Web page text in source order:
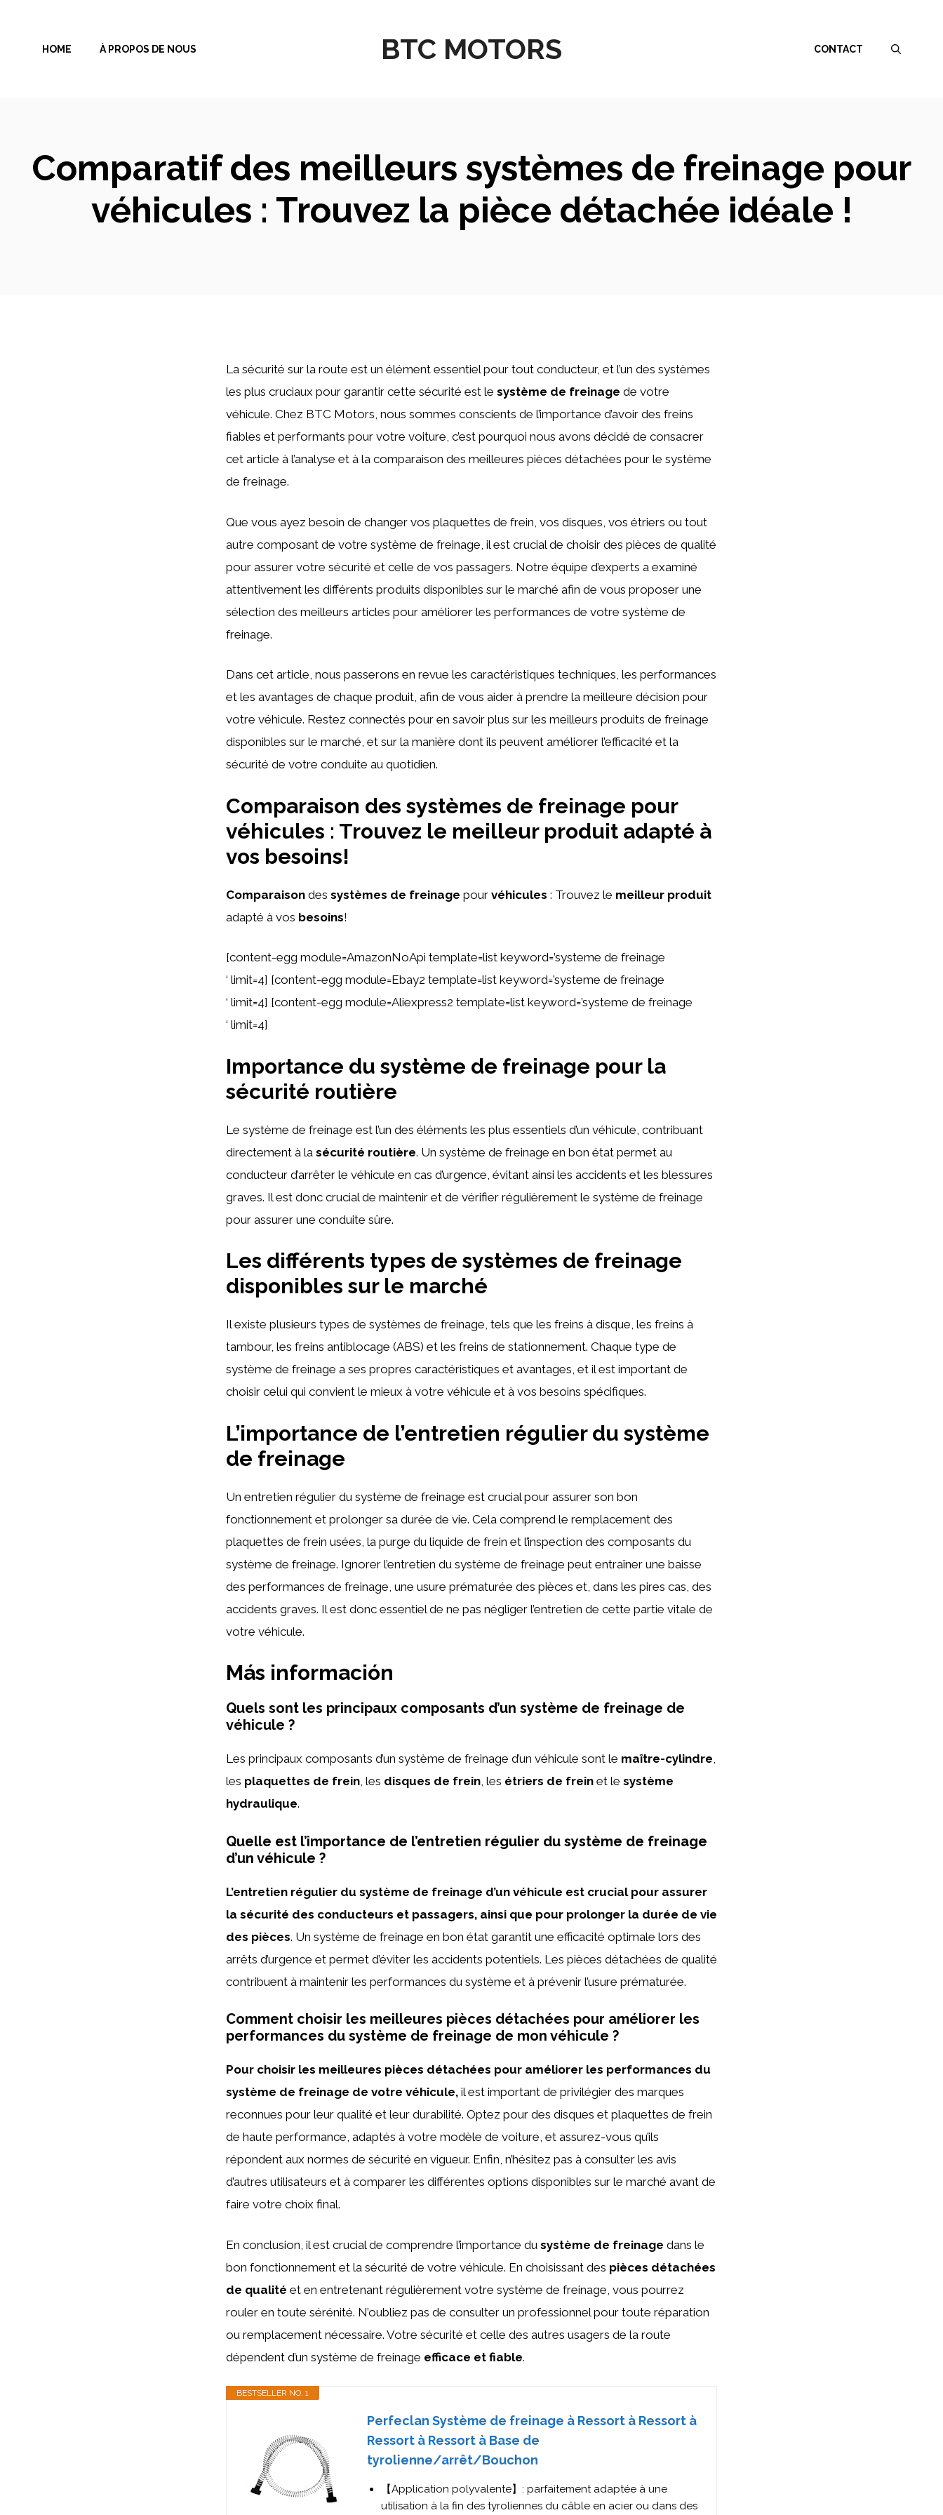
contenu
BTC MOTORS
HOME À PROPOS DE NOUS CONTACT
Comparatif des meilleurs systèmes de freinage pour
véhicules : Trouvez la pièce détachée idéale !
La sécurité sur la route est un élément essentiel pour tout conducteur, et l’un des systèmes
les plus cruciaux pour garantir cette sécurité est le système de freinage de votre
véhicule. Chez BTC Motors, nous sommes conscients de l’importance d’avoir des freins
fiables et performants pour votre voiture, c’est pourquoi nous avons décidé de consacrer
cet article à l’analyse et à la comparaison des meilleures pièces détachées pour le système
de freinage.
Que vous ayez besoin de changer vos plaquettes de frein, vos disques, vos étriers ou tout
autre composant de votre système de freinage, il est crucial de choisir des pièces de qualité
pour assurer votre sécurité et celle de vos passagers. Notre équipe d’experts a examiné
attentivement les différents produits disponibles sur le marché afin de vous proposer une
sélection des meilleurs articles pour améliorer les performances de votre système de
freinage.
Dans cet article, nous passerons en revue les caractéristiques techniques, les performances
et les avantages de chaque produit, afin de vous aider à prendre la meilleure décision pour
votre véhicule. Restez connectés pour en savoir plus sur les meilleurs produits de freinage
disponibles sur le marché, et sur la manière dont ils peuvent améliorer l’efficacité et la
sécurité de votre conduite au quotidien.
Comparaison des systèmes de freinage pour
véhicules : Trouvez le meilleur produit adapté à
vos besoins!
Comparaison des systèmes de freinage pour véhicules : Trouvez le meilleur produit
adapté à vos besoins!
[content-egg module=AmazonNoApi template=list keyword=’systeme de freinage
‘ limit=4] [content-egg module=Ebay2 template=list keyword=’systeme de freinage
‘ limit=4] [content-egg module=Aliexpress2 template=list keyword=’systeme de freinage
‘ limit=4]
Importance du système de freinage pour la
sécurité routière
Le système de freinage est l’un des éléments les plus essentiels d’un véhicule, contribuant
directement à la sécurité routière. Un système de freinage en bon état permet au
conducteur d’arrêter le véhicule en cas d’urgence, évitant ainsi les accidents et les blessures
graves. Il est donc crucial de maintenir et de vérifier régulièrement le système de freinage
pour assurer une conduite sûre.
Les différents types de systèmes de freinage
disponibles sur le marché
Il existe plusieurs types de systèmes de freinage, tels que les freins à disque, les freins à
tambour, les freins antiblocage (ABS) et les freins de stationnement. Chaque type de
système de freinage a ses propres caractéristiques et avantages, et il est important de
choisir celui qui convient le mieux à votre véhicule et à vos besoins spécifiques.
L’importance de l’entretien régulier du système
de freinage
Un entretien régulier du système de freinage est crucial pour assurer son bon
fonctionnement et prolonger sa durée de vie. Cela comprend le remplacement des
plaquettes de frein usées, la purge du liquide de frein et l’inspection des composants du
système de freinage. Ignorer l’entretien du système de freinage peut entraîner une baisse
des performances de freinage, une usure prématurée des pièces et, dans les pires cas, des
accidents graves. Il est donc essentiel de ne pas négliger l’entretien de cette partie vitale de
votre véhicule.
Más información
Quels sont les principaux composants d’un système de freinage de
véhicule ?
Les principaux composants d’un système de freinage d’un véhicule sont le maître-cylindre,
les plaquettes de frein, les disques de frein, les étriers de frein et le système
hydraulique.
Quelle est l’importance de l’entretien régulier du système de freinage
d’un véhicule ?
L’entretien régulier du système de freinage d’un véhicule est crucial pour assurer
la sécurité des conducteurs et passagers, ainsi que pour prolonger la durée de vie
des pièces. Un système de freinage en bon état garantit une efficacité optimale lors des
arrêts d’urgence et permet d’éviter les accidents potentiels. Les pièces détachées de qualité
contribuent à maintenir les performances du système et à prévenir l’usure prématurée.
Comment choisir les meilleures pièces détachées pour améliorer les
performances du système de freinage de mon véhicule ?
Pour choisir les meilleures pièces détachées pour améliorer les performances du
système de freinage de votre véhicule, il est important de privilégier des marques
reconnues pour leur qualité et leur durabilité. Optez pour des disques et plaquettes de frein
de haute performance, adaptés à votre modèle de voiture, et assurez-vous qu’ils
répondent aux normes de sécurité en vigueur. Enfin, n’hésitez pas à consulter les avis
d’autres utilisateurs et à comparer les différentes options disponibles sur le marché avant de
faire votre choix final.
En conclusion, il est crucial de comprendre l’importance du système de freinage dans le
bon fonctionnement et la sécurité de votre véhicule. En choisissant des pièces détachées
de qualité et en entretenant régulièrement votre système de freinage, vous pourrez
rouler en toute sérénité. N’oubliez pas de consulter un professionnel pour toute réparation
ou remplacement nécessaire. Votre sécurité et celle des autres usagers de la route
dépendent d’un système de freinage efficace et fiable.
BESTSELLER NO. 1
Perfeclan Système de freinage à Ressort à Ressort à
Ressort à Ressort à Base de
tyrolienne/arrêt/Bouchon
【Application polyvalente】: parfaitement adaptée à une
utilisation à la fin des tyroliennes du câble en acier ou dans des